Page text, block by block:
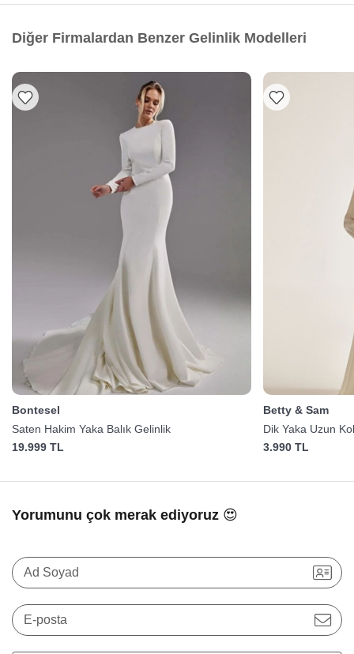
Diğer Firmalardan Benzer Gelinlik Modelleri
Bontesel
Saten Hakim Yaka Balık Gelinlik
19.999 TL
Betty & Sam
Dik Yaka Uzun
3.990 TL
Yorumunu çok merak ediyoruz 😍
Ad Soyad
E-posta